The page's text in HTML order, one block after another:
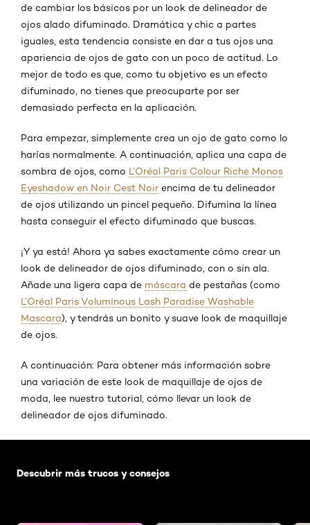
de cambiar los básicos por un look de delineador de
ojos alado difuminado. Dramática y chic a partes
iguales, esta tendencia consiste en dar a tus ojos una
apariencia de ojos de gato con un poco de actitud. Lo
mejor de todo es que, como tu objetivo es un efecto
difuminado, no tienes que preocuparte por ser
demasiado perfecta en la aplicación.
Para empezar, simplemente crea un ojo de gato como lo
harías normalmente. A continuación, aplica una capa de
sombra de ojos, como L’Oréal Paris Colour Riche Monos
Eyeshadow en Noir Cest Noir encima de tu delineador
de ojos utilizando un pincel pequeño. Difumina la línea
hasta conseguir el efecto difuminado que buscas.
¡Y ya está! Ahora ya sabes exactamente cómo crear un
look de delineador de ojos difuminado, con o sin ala.
Añade una ligera capa de máscara de pestañas (como
L’Oréal Paris Voluminous Lash Paradise Washable
Mascara), y tendrás un bonito y suave look de maquillaje
de ojos.
A continuación: Para obtener más información sobre
una variación de este look de maquillaje de ojos de
moda, lee nuestro tutorial, cómo llevar un look de
delineador de ojos difuminado.
Descubrir más trucos y consejos